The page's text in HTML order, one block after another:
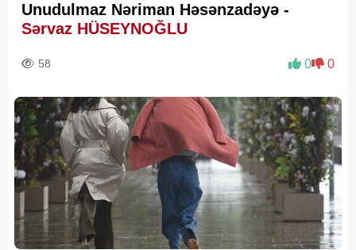
Unudulmaz Nəriman Həsənzadəyə -
Sərvaz HÜSEYNOĞLU
58 0 0